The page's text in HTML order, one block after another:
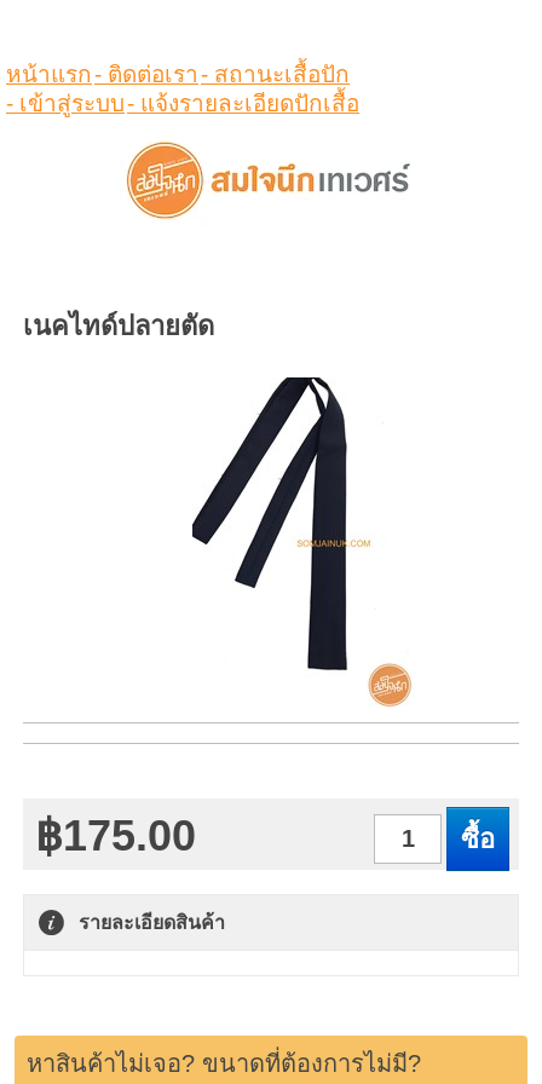
หน้าแรก- ติดต่อเรา- สถานะเสื้อปัก
- เข้าสู่ระบบ- แจ้งรายละเอียดปักเสื้อ
เนคไทด์ปลายตัด
฿175.00
รายละเอียดสินค้า
หาสินค้าไม่เจอ? ขนาดที่ต้องการไม่มี?